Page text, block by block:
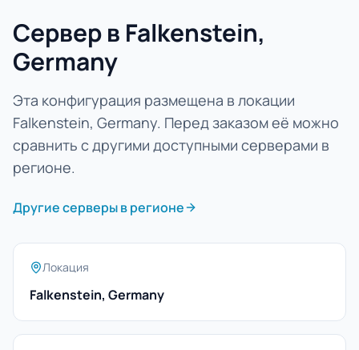
Сервер в Falkenstein,
Germany
Эта конфигурация размещена в локации
Falkenstein, Germany. Перед заказом её можно
сравнить с другими доступными серверами в
регионе.
Другие серверы в регионе
Локация
Falkenstein, Germany